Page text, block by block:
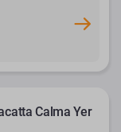
Calma Yer